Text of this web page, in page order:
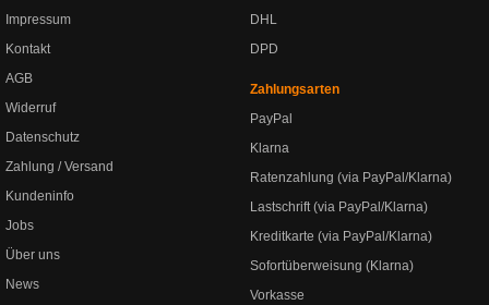
Impressum
Kontakt
AGB
Widerruf
Datenschutz
Zahlung / Versand
Kundeninfo
Jobs
Über uns
News
DHL
DPD
Zahlungsarten
PayPal
Klarna
Ratenzahlung (via PayPal/Klarna)
Lastschrift (via PayPal/Klarna)
Kreditkarte (via PayPal/Klarna)
Sofortüberweisung (Klarna)
Vorkasse